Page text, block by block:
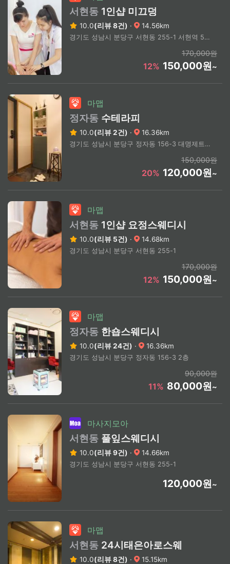
서현동 1인샵 미끄덩
10.0(리뷰 8건) · 14.56km
경기도 성남시 분당구 서현동 255-1 서현역 5번출구 도보10분
170,000원
12% 150,000원~
마맵
정자동 수테라피
10.0(리뷰 2건) · 16.36km
경기도 성남시 분당구 정자동 156-3 대명제트 2층
150,000원
20% 120,000원~
마맵
서현동 1인샵 요정스웨디시
10.0(리뷰 5건) · 14.68km
경기도 성남시 분당구 서현동 255-1
170,000원
12% 150,000원~
마맵
정자동 한숍스웨디시
10.0(리뷰 24건) · 16.36km
경기도 성남시 분당구 정자동 156-3 2층
90,000원
11% 80,000원~
마사지모아
서현동 풀잎스웨디시
10.0(리뷰 9건) · 14.66km
경기도 성남시 분당구 서현동 255-1
120,000원~
마맵
서현동 24시태은아로스웨
10.0(리뷰 8건) · 15.15km